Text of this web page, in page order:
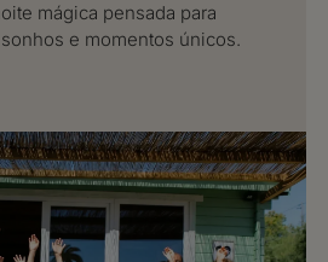
mágica pensada para
e momentos únicos.